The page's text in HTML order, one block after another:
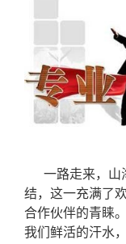
一路走来，山
结，这一充满了
合作伙伴的青睐
我们鲜活的汗水